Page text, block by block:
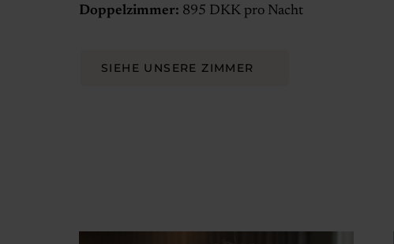
Doppelzimmer: 895 DKK pro Nacht
SIEHE UNSERE ZIMMER